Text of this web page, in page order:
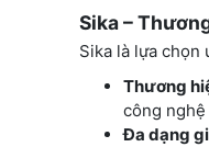
Sika –
Sika là lựa chọn
Thương
công
Đa dạng